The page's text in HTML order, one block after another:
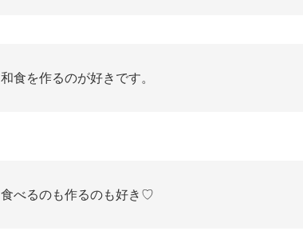
和食を作るのが好きです。
食べるのも作るのも好き♡